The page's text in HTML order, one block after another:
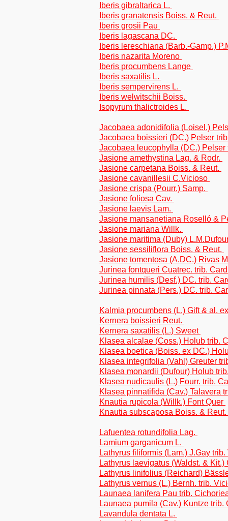
Iberis gibraltarica L.
Iberis granatensis Boiss. & Reut.
Iberis grosii Pau
Iberis lagascana DC.
Iberis lereschiana (Barb.-Gamp.)
Iberis nazarita Moreno
Iberis procumbens Lange
Iberis saxatilis L.
Iberis sempervirens L.
Iberis welwitschii Boiss.
Isopyrum thalictroides L.
Jacobaea adonidifolia (Loisel.)
Jacobaea boissieri (DC.) Pelser
Jacobaea leucophylla (DC.)
Jasione amethystina Lag. & Rodr.
Jasione carpetana Boiss. & Reut.
Jasione cavanillesii C.Vicioso
Jasione crispa (Pourr.) Samp.
Jasione foliosa Cav.
Jasione laevis Lam.
Jasione mansanetiana Roselló &
Jasione mariana Willk.
Jasione maritima (Duby)
Jasione sessiliflora Boiss. & Reut.
Jasione tomentosa (A.DC.) Rivas
Jurinea fontqueri Cuatrec. trib.
Jurinea humilis (Desf.) DC. trib.
Jurinea pinnata (Pers.) DC. trib.
Kalmia procumbens (L.) Gift & al.
Kernera boissieri Reut.
Kernera saxatilis (L.) Sweet
Klasea alcalae (Coss.) Holub trib.
Klasea boetica (Boiss. ex DC.)
Klasea integrifolia (Vahl) Greuter
Klasea monardii (Dufour) Holub
Klasea nudicaulis (L.) Fourr. trib.
Klasea pinnatifida (Cav.) Talavera
Knautia rupicola (Willk.) Font Quer
Knautia subscaposa Boiss. & Reut.
Lafuentea rotundifolia Lag.
Lamium garganicum L.
Lathyrus filiformis (Lam.) J.Gay
Lathyrus laevigatus (Waldst. & Kit.)
Lathyrus linifolius (Reichard)
Lathyrus vernus (L.) Bernh. trib.
Launaea lanifera Pau trib.
Launaea pumila (Cav.) Kuntze trib.
Lavandula dentata L.